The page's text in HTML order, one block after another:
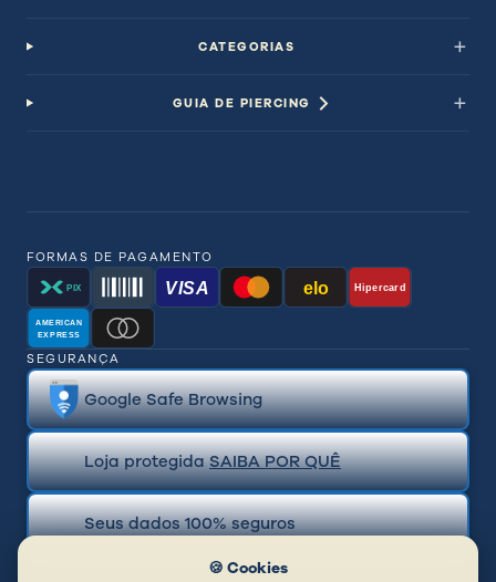
CATEGORIAS
GUIA DE PIERCING
FORMAS DE PAGAMENTO
PIX VISA elo Hipercard
AMERICAN
EXPRESS
SEGURANÇA
Google Safe Browsing
Loja protegidaSAIBA POR QUÊ
Seus dados 100% seguros
🍪 Cookies